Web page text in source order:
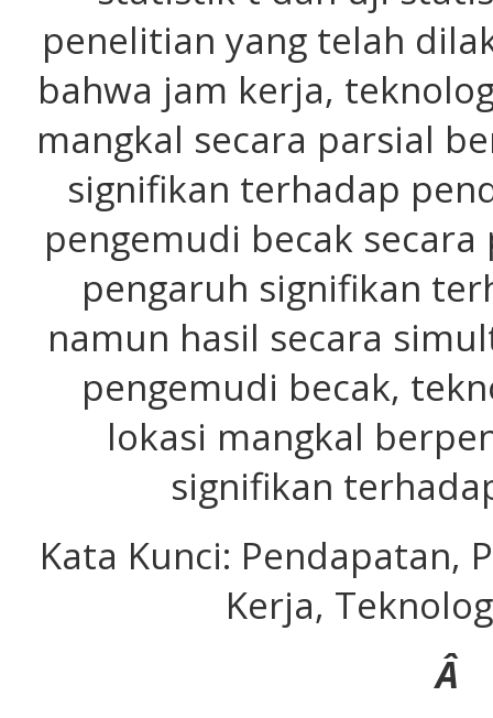
penelitian yang telah
bahwa jam kerja,
mangkal secara parsial
signifikan terhadap
pengemudi becak
pengaruh signifikan
namun hasil secara
pengemudi becak,
lokasi mangkal
signifikan
Kata Kunci: Pendapatan,
Kerja,
Â